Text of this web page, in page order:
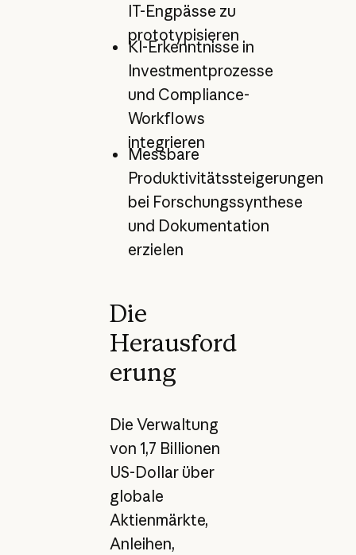
IT-Engpässe zu
prototypisieren
KI-Erkenntnisse in
Investmentprozesse
und Compliance-
Workflows
integrieren
Messbare
Produktivitätssteigerungen
bei Forschungssynthese
und Dokumentation
erzielen
Die
Herausford
erung
Die Verwaltung
von 1,7 Billionen
US-Dollar über
globale
Aktienmärkte,
Anleihen,